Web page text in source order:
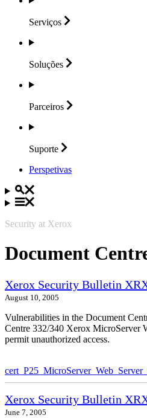
Serviços
Soluções
Parceiros
Suporte
Perspetivas
Security at Xerox
Document
Xerox Security Bulletin
August 10, 2005
Vulnerabilities in the Document
Centre 332/340 Xerox MicroServer
permit unauthorized access.
Xerox Security Bulletin
June 7, 2005